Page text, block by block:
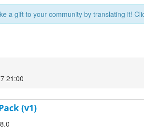
a gift to your community by translating it!
21:00
(v1)